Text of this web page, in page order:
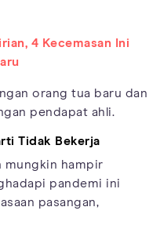
4 Kecemasan Ini
orang tua baru dan
pendapat ahli.
Tidak Bekerja
mungkin hampir
pandemi ini
pasangan,